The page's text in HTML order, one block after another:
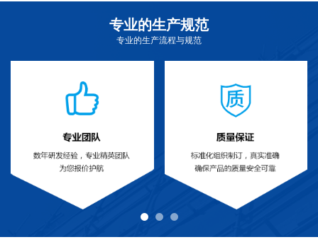
专业的生产规范
专业的生产流程与规范